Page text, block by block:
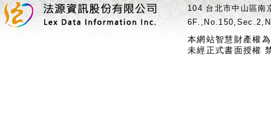
104 台北市中山區
本網站智慧財產權
未經正式書面授權